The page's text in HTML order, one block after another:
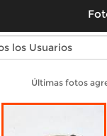
Fotos antiguas
Últimas fotos